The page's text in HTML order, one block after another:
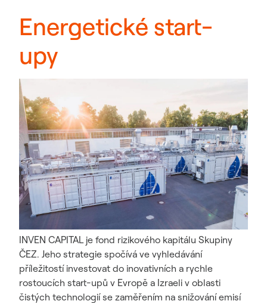
Energetické start-
upy
INVEN CAPITAL je fond rizikového kapitálu Skupiny
ČEZ. Jeho strategie spočívá ve vyhledávání
příležitostí investovat do inovativních a rychle
rostoucích start-upů v Evropě a Izraeli v oblasti
čistých technologií se zaměřením na snižování emisí